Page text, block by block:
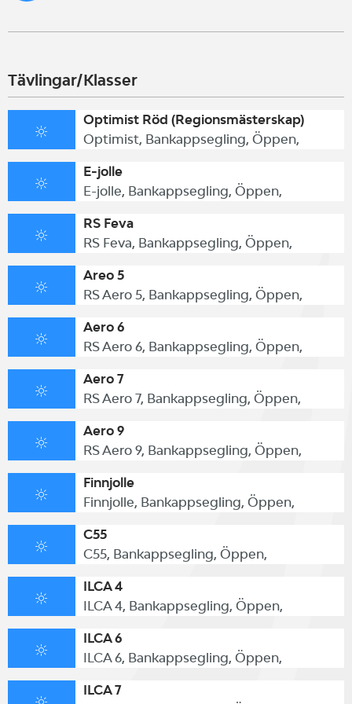
Tävlingar/Klasser
Optimist Röd (Regionsmästerskap)
Optimist, Bankappsegling, Öppen,
E-jolle
E-jolle, Bankappsegling, Öppen,
RS Feva
RS Feva, Bankappsegling, Öppen,
Areo 5
RS Aero 5, Bankappsegling, Öppen,
Aero 6
RS Aero 6, Bankappsegling, Öppen,
Aero 7
RS Aero 7, Bankappsegling, Öppen,
Aero 9
RS Aero 9, Bankappsegling, Öppen,
Finnjolle
Finnjolle, Bankappsegling, Öppen,
C55
C55, Bankappsegling, Öppen,
ILCA 4
ILCA 4, Bankappsegling, Öppen,
ILCA 6
ILCA 6, Bankappsegling, Öppen,
ILCA 7